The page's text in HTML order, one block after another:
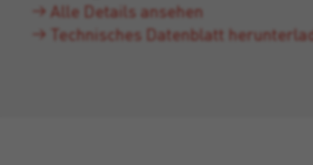
Alle Details ansehen
Technisches Datenblatt